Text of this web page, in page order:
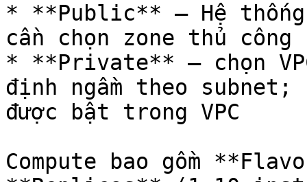
* **Public** — Hệ
cần chọn zone thủ công
* **Private** — chọn
định ngầm theo subnet;
được bật trong VPC
Compute bao gồm